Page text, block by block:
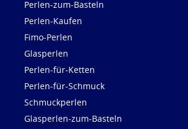
Perlen-zum-Basteln
Perlen-Kaufen
Fimo-Perlen
Glasperlen
Perlen-für-Ketten
Perlen-für-Schmuck
Schmuckperlen
Glasperlen-zum-Basteln